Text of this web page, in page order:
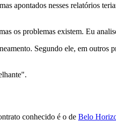
apontados nesses relatórios
os problemas existem. Eu
Segundo ele, em outros
conhecido é o de Belo